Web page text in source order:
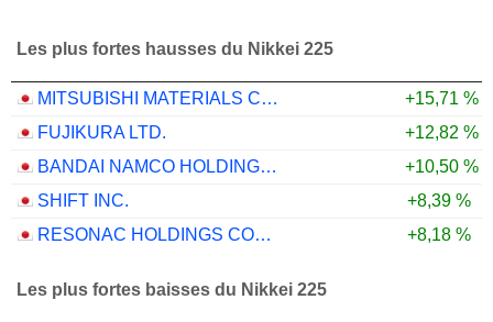
Les plus fortes hausses du Nikkei 225
MITSUBISHI MATERIALS CORPORATION
+15,71 %
FUJIKURA LTD.
+12,82 %
BANDAI NAMCO HOLDINGS INC.
+10,50 %
SHIFT INC.
+8,39 %
RESONAC HOLDINGS CORPORATION
+8,18 %
Les plus fortes baisses du Nikkei 225